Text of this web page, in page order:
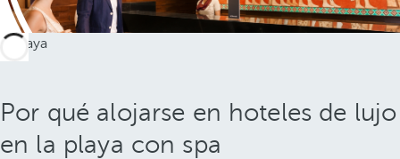
Por qué alojarse en hoteles de lujo
en la playa con spa